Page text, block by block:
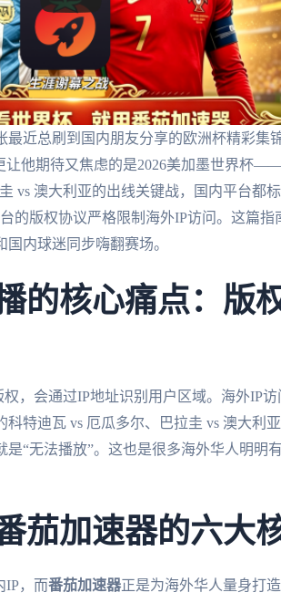
近总刷到国内朋友分享的欧洲杯精彩集
让他期待又焦虑的是2026美加墨世界杯
vs 澳大利亚的出线关键战，国内平台都
的版权协议严格限制海外IP访问。这篇指
内球迷同步嗨翻赛场。
的核心痛点：版
，会通过IP地址识别用户区域。海外IP
特迪瓦 vs 厄瓜多尔、巴拉圭 vs 澳大利
“无法播放”。这也是很多海外华人明明
茄加速器的六大
IP，而番茄加速器正是为海外华人量身打